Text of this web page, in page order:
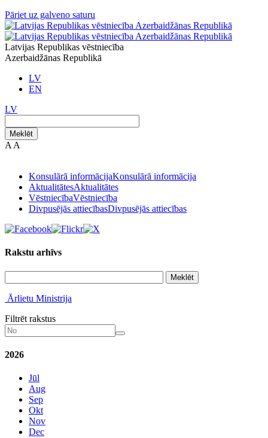
Pāriet uz galveno saturu
Latvijas Republikas vēstniecība
Azerbaidžānas Republikā
LV
EN
LV
Meklēt
A A
Konsulārā informācijaKonsulārā informācija
AktualitātesAktualitātes
VēstniecībaVēstniecība
Divpusējās attiecībasDivpusējās attiecības
Rakstu arhīvs
Meklēt
Ārlietu Ministrija
Filtrēt rakstus
2026
Jūl
Aug
Sep
Okt
Nov
Dec